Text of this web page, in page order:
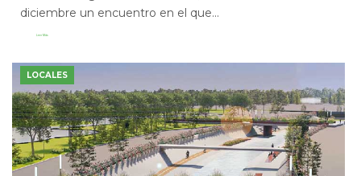
diciembre un encuentro en el que...
Leer Más
LOCALES